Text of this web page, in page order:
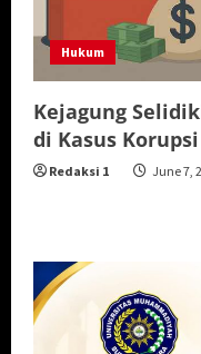
Hukum
Kejagung
di Kasus
Redaksi 1 June 7,